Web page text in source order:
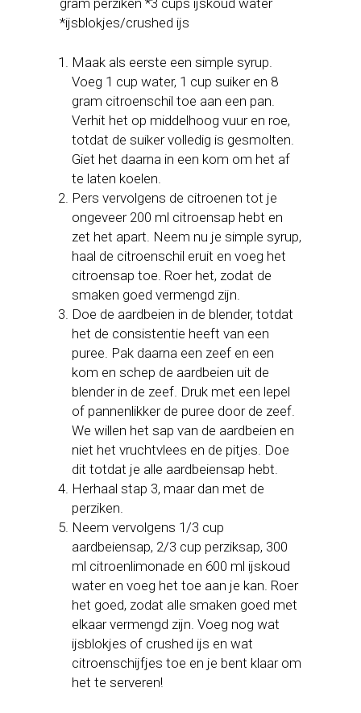
gram perziken *3 cups ijskoud water
*ijsblokjes/crushed ijs
Maak als eerste een simple syrup.
Voeg 1 cup water, 1 cup suiker en 8
gram citroenschil toe aan een pan.
Verhit het op middelhoog vuur en roe,
totdat de suiker volledig is gesmolten.
Giet het daarna in een kom om het af
te laten koelen.
Pers vervolgens de citroenen tot je
ongeveer 200 ml citroensap hebt en
zet het apart. Neem nu je simple syrup,
haal de citroenschil eruit en voeg het
citroensap toe. Roer het, zodat de
smaken goed vermengd zijn.
Doe de aardbeien in de blender, totdat
het de consistentie heeft van een
puree. Pak daarna een zeef en een
kom en schep de aardbeien uit de
blender in de zeef. Druk met een lepel
of pannenlikker de puree door de zeef.
We willen het sap van de aardbeien en
niet het vruchtvlees en de pitjes. Doe
dit totdat je alle aardbeiensap hebt.
Herhaal stap 3, maar dan met de
perziken.
Neem vervolgens 1/3 cup
aardbeiensap, 2/3 cup perziksap, 300
ml citroenlimonade en 600 ml ijskoud
water en voeg het toe aan je kan. Roer
het goed, zodat alle smaken goed met
elkaar vermengd zijn. Voeg nog wat
ijsblokjes of crushed ijs en wat
citroenschijfjes toe en je bent klaar om
het te serveren!